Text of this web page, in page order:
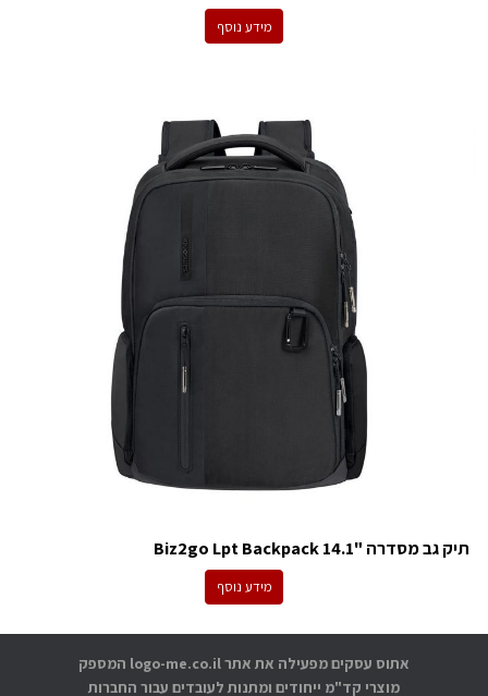
מידע נוסף
תיק גב מסדרה "14.1 Biz2go Lpt Backpack
מידע נוסף
אתוס עסקים מפעילה את אתר logo-me.co.il המספק
מוצרי קד"מ ייחודים ומתנות לעובדים עבור החברות